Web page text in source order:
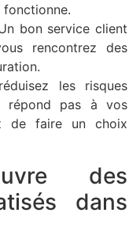
bon service client
rencontrez des
les risques
répond pas à vos
de faire un choix
des
dans